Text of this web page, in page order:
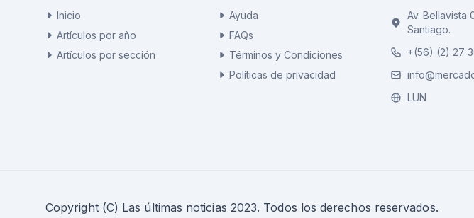
Inicio
Artículos por año
Artículos por sección
Ayuda
FAQs
Términos y Condiciones
Políticas de privacidad
Av. Bellavista
Santiago.
+(56) (2) 27
LUN
Copyright (C) Las últimas noticias 2023. Todos los derechos reservados.